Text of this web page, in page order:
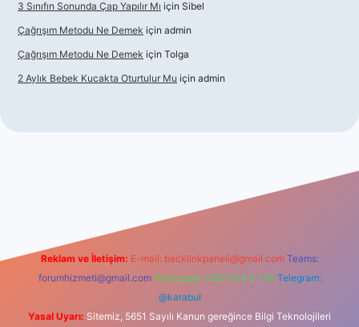
3 Sınıfın Sonunda Çap Yapılır Mı için Sibel
Çağrışım Metodu Ne Demek için admin
Çağrışım Metodu Ne Demek için Tolga
2 Aylık Bebek Kucakta Oturtulur Mu için admin
Reklam ve İletişim: E-mail: backlinkpaneli@gmail.com Teams:
forumhizmeti@gmail.com Whatsapp: 0262 606 0 726 Telegram:
@karabul
Yasal Uyarı: Sitemiz, 5651 Sayılı Kanun gereğince Bilgi Teknolojileri